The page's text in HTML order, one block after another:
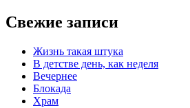
Свежие записи
Жизнь такая штука
В детстве день, как неделя
Вечернее
Блокада
Храм